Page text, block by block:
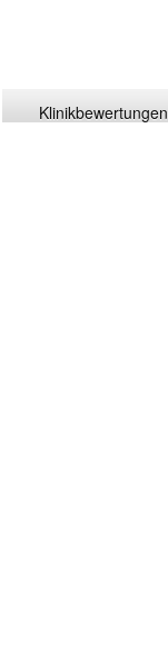
Klinikbewertungen